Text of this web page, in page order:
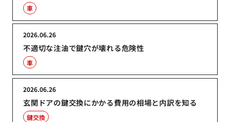
車
不適切な注油で鍵穴が壊れる危険性
2026.06.26
車
玄関ドアの鍵交換にかかる費用の相場と内訳を知る
2026.06.26
鍵交換